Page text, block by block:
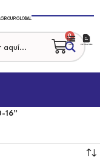
0
16”